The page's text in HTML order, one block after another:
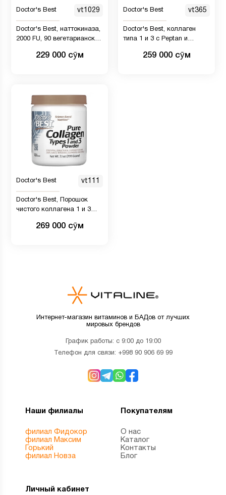
Doctor's Best vt1029
Doctor's Best, наттокиназа,
2000 FU, 90 вегетарианских
229 000 сӯм
Doctor's Best vt365
Doctor's Best, коллаген
типа 1 и 3 с Peptan и
таблеток259 000 сӯм
Doctor's Best vt111
Doctor's Best, Порошок
чистого коллагена 1 и 3
269 000 сӯм
Интернет-магазин витаминов и БАДов от лучших
мировых брендов
График работы: с 9:00 до 19:00
Телефон для связи: +998 90 906 69 99
Наши филиалы
филиал Фидокор
филиал Максим
Горький
филиал Новза
Покупателям
О нас
Каталог
Контакты
Блог
Личный кабинет